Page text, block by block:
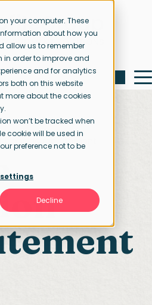
your computer. These
about how you
allow us to remember
in order to improve and
and for analytics
both on this website
more about the cookies
won’t be tracked when
cookie will be used in
preference not to be
Decline
de recrutement